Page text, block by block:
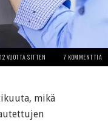
12 VUOTTA SITTEN 7 KOMMENTTIA
mikä